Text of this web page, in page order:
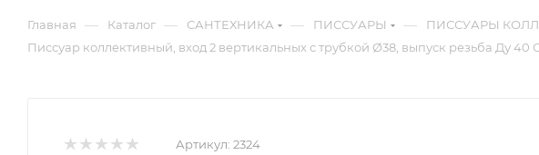
Главная — Каталог — САНТЕХНИКА — ПИССУАРЫ — ПИССУАРЫ
Писсуар коллективный, вход 2 вертикальных с трубкой Ø38, выпуск резьба Ду 40
Артикул: 2324